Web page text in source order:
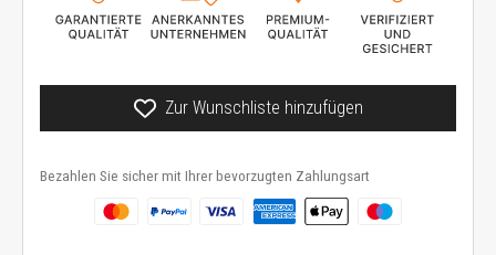
Zur Wunschliste hinzufügen
Bezahlen Sie sicher mit Ihrer bevorzugten Zahlungsart